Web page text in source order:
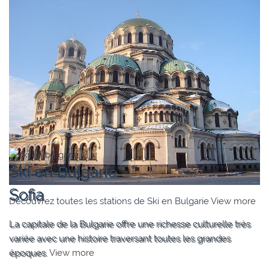
Sofia
La capitale de la Bulgarie offre une richesse culturelle très
variée avec une histoire traversant toutes les grandes
époques. View more
Ski en Bulgarie
Découvrez toutes les stations de Ski en BulgarieView more